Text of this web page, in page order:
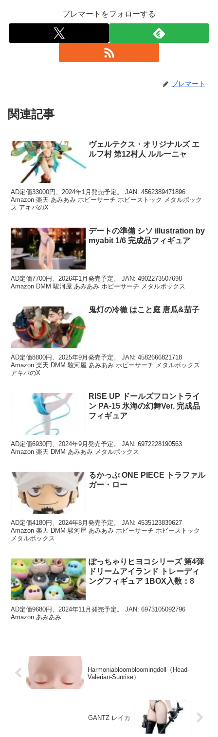
プレマートをフォローする
プレマート
関連記事
ヴェルテクス・オリジナルズ エ
ルフ村 第12村人 ルルーニャ
AD定価33000円、2024年1月発売予定。 JAN: 4562389471896
Amazon 楽天 あみあみ ホビーサーチ ホビーストック メタルボック
ス アキバのX
デートの準備 シソ illustration by
myabit 1/6 完成品フィギュア
AD定価7700円、2026年1月発売予定。 JAN: 4902273507698
Amazon DMM 駿河屋 あみあみ ホビーサーチ メタルボックス
鬼灯の冷徹 はこと庭 唐瓜&茄子
AD定価8800円、2025年9月発売予定。 JAN: 4582666821718
Amazon 楽天 DMM 駿河屋 あみあみ ホビーサーチ メタルボックス
アキバのX
RISE UP ドールズフロントライ
ン PA-15 氷海の幻舞Ver. 完成品
フィギュア
AD定価6930円、2024年9月発売予定。 JAN: 6972228190563
Amazon 楽天 DMM あみあみ メタルボックス
るかっぷ ONE PIECE トラファル
ガー・ロー
AD定価4180円、2024年8月発売予定。 JAN: 4535123839627
Amazon 楽天 DMM 駿河屋 あみあみ ホビーサーチ ホビーストック
メタルボックス
ぽっちゃりヒヨコシリーズ 第4弾
ドリームアイランド トレーディ
ングフィギュア 1BOX入数：8
AD定価9680円、2024年11月発売予定。 JAN: 6973105092796
Amazon あみあみ
Harmoniabloombloomingdoll（Head-
Valerian-Sunrise）
GANTZ レイカ